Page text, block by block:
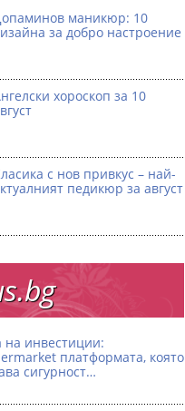
маникюр: 10
за добро настроение
хороскоп за 10
с нов привкус – най-
педикюр за август
на инвестиции:
платформата, която
сигурност…